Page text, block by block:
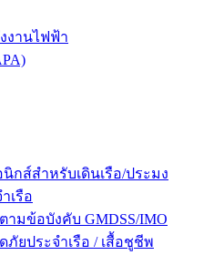
งานไฟฟ้า
กส์สำหรับเดินเรือ/ประมง
เรือ
ามข้อบังคับ GMDSS/IMO
ยประจำเรือ / เสื้อชูชีพ